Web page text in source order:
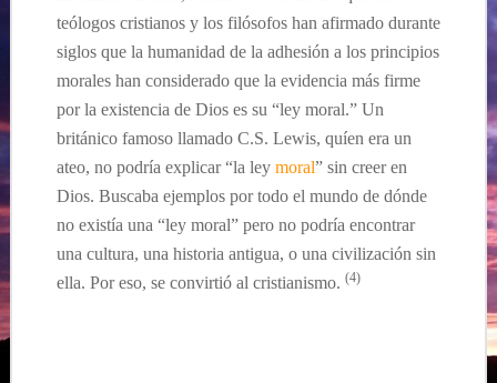
teólogos cristianos y los filósofos han afirmado durante
siglos que la humanidad de la adhesión a los principios
morales han considerado que la evidencia más firme
por la existencia de Dios essu “ley moral.” Un
británicofamoso llamado C.S. Lewis, quíen era un
ateo, no podría explicar“la ley moral” sin creer en
Dios. Buscaba ejemplos por todo el mundo de dónde
no existía una “ley moral” perono podría encontrar
una cultura, una historia antigua, ouna civilización sin
ella. Poreso, se convirtióal cristianismo. (4)